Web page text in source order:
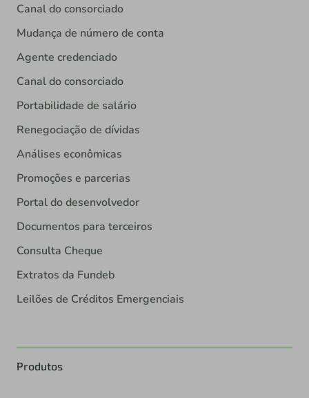
Canal do consorciado
Mudança de número de conta
Agente credenciado
Canal do consorciado
Portabilidade de salário
Renegociação de dívidas
Análises econômicas
Promoções e parcerias
Portal do desenvolvedor
Documentos para terceiros
Consulta Cheque
Extratos da Fundeb
Leilões de Créditos Emergenciais
Produtos